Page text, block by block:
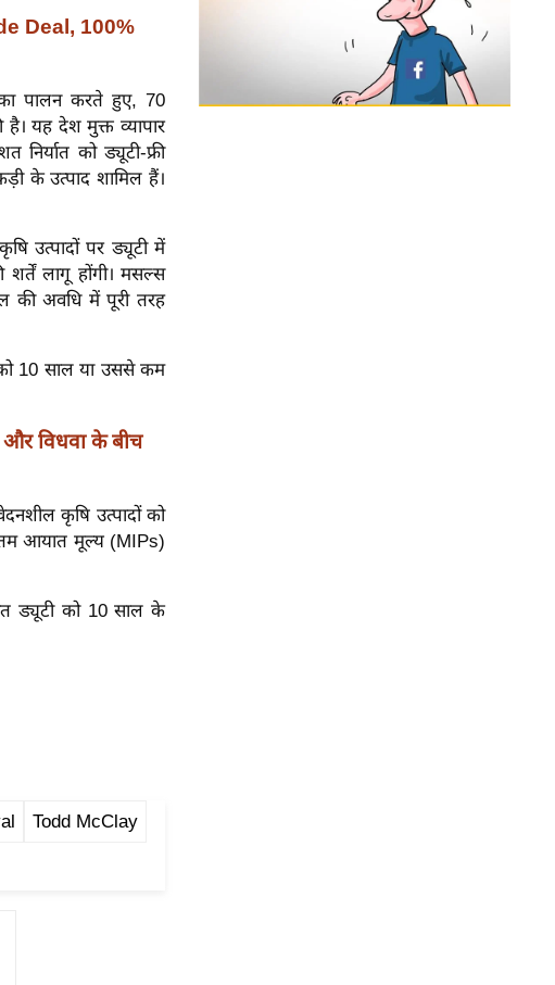
Deal, 100%
पालन करते हुए, 70
यह देश मुक्त व्यापार
को ड्यूटी-फ्री
के उत्पाद शामिल हैं।
उत्पादों पर ड्यूटी में
लागू होंगी। मसल्स
की अवधि में पूरी तरह
10 साल या उससे कम
विधवा के बीच
कृषि उत्पादों को
आयात मूल्य (MIPs)
ड्यूटी को 10 साल के
Todd McClay